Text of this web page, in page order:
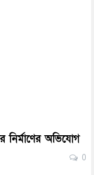
নির্মাণের অভিযোগ
0